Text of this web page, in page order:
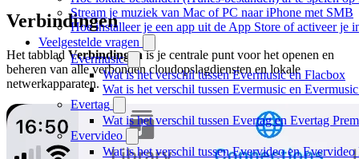
Stream je muziek van Mac of PC naar iPhone met SMB
Hoe installeer je een app uit de App Store of activeer je
Veelgestelde vragen
Evermusic
Wat is het verschil tussen Evermusic en Flacbox
Wat is het verschil tussen Evermusic en
Evertag
Wat is het verschil tussen Evertag en Evertag
Evervideo
Wat is het verschil tussen Evervideo en Evervideo
Verbindingen
Het tabblad Verbindingenis je centrale punt voor het openen en
beheren van alle verbonden cloudopslagdiensten en lokale
netwerkapparaten.